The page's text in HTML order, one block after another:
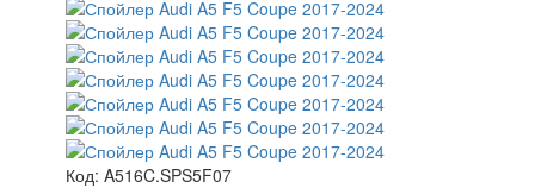
Код: A516C.SPS5F07